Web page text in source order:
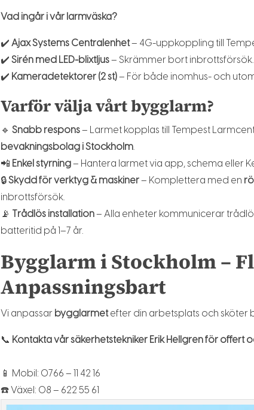
Vad ingår i vår larmväska?
✔️ Ajax Systems Centralenhet– 4G-uppkoppling till
✔️ Sirén med LED-blixtljus– Skrämmer bort inbrottsförsök.
✔️ Kameradetektorer (2 st)– För både inomhus- och
Varför välja vårt bygglarm?
🔹 Snabb respons– Larmet kopplas till Tempest
bevakningsbolag i Stockholm.
📲 Enkel styrning– Hantera larmet via app, schema eller
🔒Skydd för verktyg & maskiner– Komplettera med en
inbrottsförsök.
📡
Trådlös installation– Alla enheter kommunicerar
batteritid på 1–7 år.
Bygglarm i Stockholm –
Anpassningsbart
Vi anpassar bygglarmetefter din arbetsplats och sköter
📞 Kontakta vår säkerhetstekniker Erik Hellgren för offert
📱 Mobil: 0766 – 11 42 16
☎️ Växel: 08 – 622 55 61